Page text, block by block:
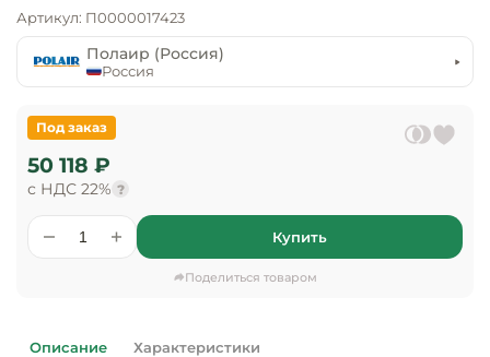
Оснащение
Оснащение
Разработка
торгового
оборудования
Артикул: П0000017423
Полаир (Россия)
Россия
50 118 ₽
с НДС 22% ?
Под заказ
Купить
Поделиться товаром
Описание Характеристики